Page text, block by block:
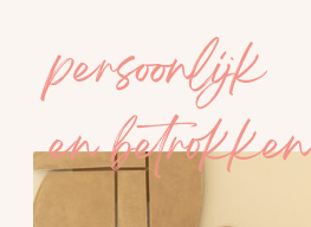
persoonlijk
en betrokken